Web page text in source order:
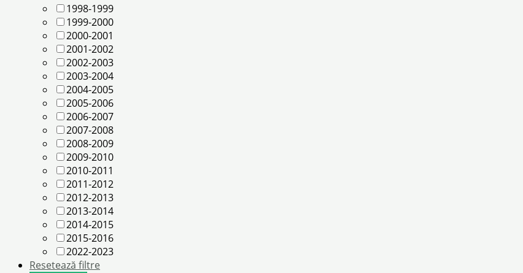
1998-1999
1999-2000
2000-2001
2001-2002
2002-2003
2003-2004
2004-2005
2005-2006
2006-2007
2007-2008
2008-2009
2009-2010
2010-2011
2011-2012
2012-2013
2013-2014
2014-2015
2015-2016
2022-2023
Resetează filtre